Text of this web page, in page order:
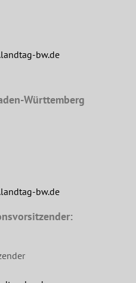
bw.de
Württemberg
bw.de